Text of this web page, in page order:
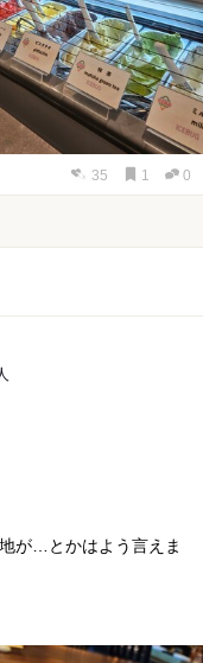
35 1 0
が…とかはよう言えま